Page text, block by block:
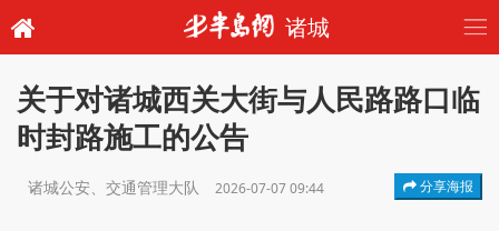
诸城
关于对诸城西关大街与人民路路口临
时封路施工的公告
诸城公安、交通管理大队 2026-07-07 09:44 分享海报